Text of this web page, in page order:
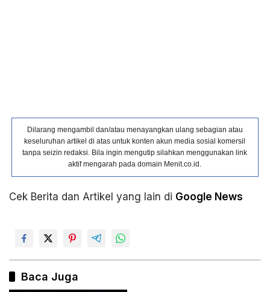
Dilarang mengambil dan/atau menayangkan ulang sebagian atau
keseluruhan artikel di atas untuk konten akun media sosial komersil
tanpa seizin redaksi. Bila ingin mengutip silahkan menggunakan link
aktif mengarah pada domain Menit.co.id.
Cek Berita dan Artikel yang lain di Google News
Baca Juga